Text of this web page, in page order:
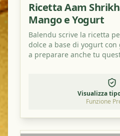
Ricetta Aam
Mango e Yogurt
Balendu scrive la ricetta
dolce a base di yogurt con
a preparare anche tu
Visualizza
Funzione